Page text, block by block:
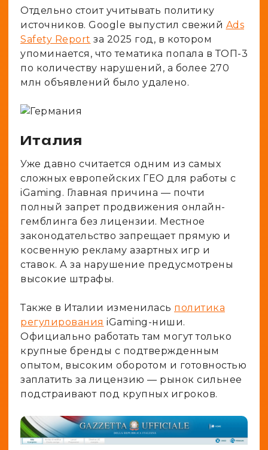
Отдельно стоит учитывать политику
источников. Google выпустил свежий Ads
Safety Report за 2025 год, в котором
упоминается, что тематика попала в ТОП-3
по количеству нарушений, а более 270
млн объявлений было удалено.
Италия
Уже давно считается одним из самых
сложных европейских ГЕО для работы с
iGaming. Главная причина — почти
полный запрет продвижения онлайн-
гемблинга без лицензии. Местное
законодательство запрещает прямую и
косвенную рекламу азартных игр и
ставок. А за нарушение предусмотрены
высокие штрафы.
Также в Италии изменилась политика
регулирования iGaming-ниши.
Официально работать там могут только
крупные бренды с подтвержденным
опытом, высоким оборотом и готовностью
заплатить за лицензию — рынок сильнее
подстраивают под крупных игроков.